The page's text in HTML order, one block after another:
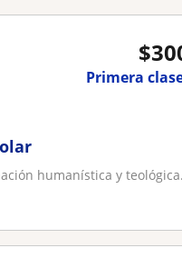
$
Primera
humanística y teológica.